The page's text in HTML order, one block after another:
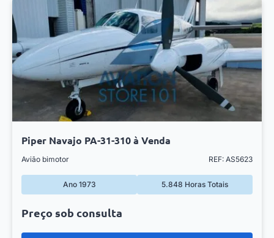
Piper Navajo PA-31-310 à Venda
Avião bimotor REF: AS5623
Ano 1973 5.848 Horas Totais
Preço sob consulta